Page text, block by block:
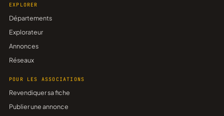
EXPLORER
Départements
Explorateur
Annonces
Réseaux
POUR LES ASSOCIATIONS
Revendiquer sa fiche
Publier une annonce